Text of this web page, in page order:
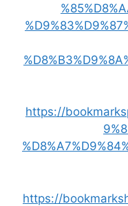
https://
https://